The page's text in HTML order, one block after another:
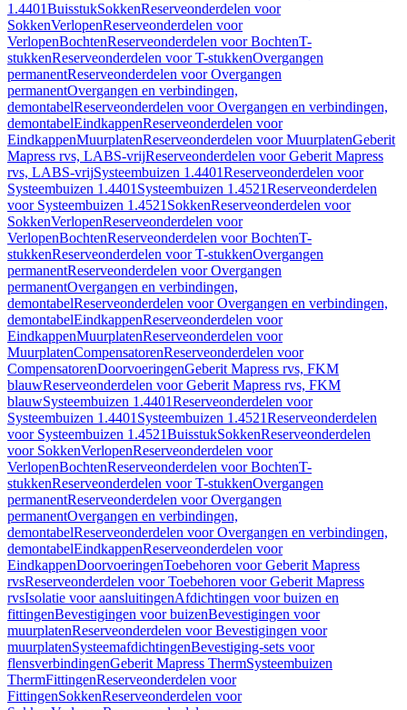
1.4401BuisstukSokkenReserveonderdelen voor
SokkenVerlopenReserveonderdelen voor
VerlopenBochtenReserveonderdelen voor BochtenT-
stukkenReserveonderdelen voor T-stukkenOvergangen
permanentReserveonderdelen voor Overgangen
permanentOvergangen en verbindingen,
demontabelReserveonderdelen voor Overgangen en verbindingen,
demontabelEindkappenReserveonderdelen voor
EindkappenMuurplatenReserveonderdelen voor MuurplatenGeberit
Mapress rvs, LABS-vrijReserveonderdelen voor Geberit Mapress
rvs, LABS-vrijSysteembuizen 1.4401Reserveonderdelen voor
Systeembuizen 1.4401 Systeembuizen 1.4521Reserveonderdelen
voor Systeembuizen 1.4521 SokkenReserveonderdelen voor
SokkenVerlopenReserveonderdelen voor
VerlopenBochtenReserveonderdelen voor BochtenT-
stukkenReserveonderdelen voor T-stukkenOvergangen
permanentReserveonderdelen voor Overgangen
permanentOvergangen en verbindingen,
demontabelReserveonderdelen voor Overgangen en verbindingen,
demontabelEindkappenReserveonderdelen voor
EindkappenMuurplatenReserveonderdelen voor
MuurplatenCompensatorenReserveonderdelen voor
CompensatorenDoorvoeringenGeberit Mapress rvs, FKM
blauwReserveonderdelen voor Geberit Mapress rvs, FKM
blauwSysteembuizen 1.4401Reserveonderdelen voor
Systeembuizen 1.4401 Systeembuizen 1.4521Reserveonderdelen
voor Systeembuizen 1.4521BuisstukSokkenReserveonderdelen
voor SokkenVerlopenReserveonderdelen voor
VerlopenBochtenReserveonderdelen voor BochtenT-
stukkenReserveonderdelen voor T-stukkenOvergangen
permanentReserveonderdelen voor Overgangen
permanentOvergangen en verbindingen,
demontabelReserveonderdelen voor Overgangen en verbindingen,
demontabelEindkappenReserveonderdelen voor
EindkappenDoorvoeringenToebehoren voor Geberit Mapress
rvsReserveonderdelen voor Toebehoren voor Geberit Mapress
rvsIsolatie voor aansluitingenAfdichtingen voor buizen en
fittingenBevestigingen voor buizenBevestigingen voor
muurplatenReserveonderdelen voor Bevestigingen voor
muurplatenSysteemafdichtingenBevestiging-sets voor
flensverbindingenGeberit Mapress ThermSysteembuizen
ThermFittingenReserveonderdelen voor
FittingenSokkenReserveonderdelen voor